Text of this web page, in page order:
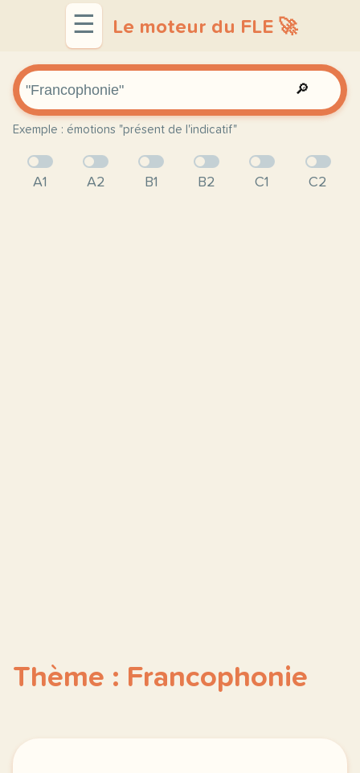
☰ Le moteur du FLE 🚀
🔎
Exemple : émotions "présent de l'indicatif"
A1 A2 B1 B2 C1 C2
Thème : Francophonie